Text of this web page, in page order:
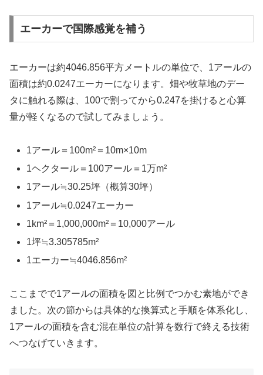
エーカーで国際感覚を補う
エーカーは約4046.856平方メートルの単位で、1アールの
面積は約0.0247エーカーになります。畑や牧草地のデー
タに触れる際は、100で割ってから0.247を掛けると心算
量が軽くなるので試してみましょう。
1アール＝100m²＝10m×10m
1ヘクタール＝100アール＝1万m²
1アール≒30.25坪（概算30坪）
1アール≒0.0247エーカー
1km²＝1,000,000m²＝10,000アール
1坪≒3.305785m²
1エーカー≒4046.856m²
ここまでで1アールの面積を図と比例でつかむ素地ができ
ました。次の節からは具体的な換算式と手順を体系化し、
1アールの面積を含む混在単位の計算を数行で終える技術
へつなげていきます。